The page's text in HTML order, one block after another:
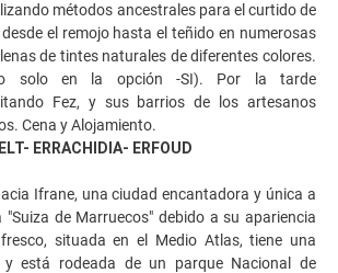
métodos ancestrales para el curtido de
el remojo hasta el teñido en numerosas
de tintes naturales de diferentes colores.
solo en la opción -SI). Por la tarde
Fez, y sus barrios de los artesanos
Cena y Alojamiento.
ERRACHIDIA- ERFOUD
Ifrane, una ciudad encantadora y única a
"Suiza de Marruecos" debido a su apariencia
situada en el Medio Atlas, tiene una
y está rodeada de un parque Nacional de